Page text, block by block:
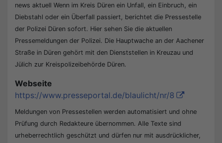
news aktuell Wenn im Kreis Düren ein Unfall, ein Einbruch, ein
Diebstahl oder ein Überfall passiert, berichtet die Pressestelle
der Polizei Düren sofort. Hier sehen Sie die aktuellen
Pressemeldungen der Polizei. Die Hauptwache an der Aachener
Straße in Düren gehört mit den Dienststellen in Kreuzau und
Jülich zur Kreispolizeibehörde Düren.
Webseite
https://www.presseportal.de/blaulicht/nr/8
Meldungen von Pressestellen werden automatisiert und ohne
Prüfung durch Redakteure übernommen. Alle Texte sind
urheberrechtlich geschützt und dürfen nur mit ausdrücklicher,